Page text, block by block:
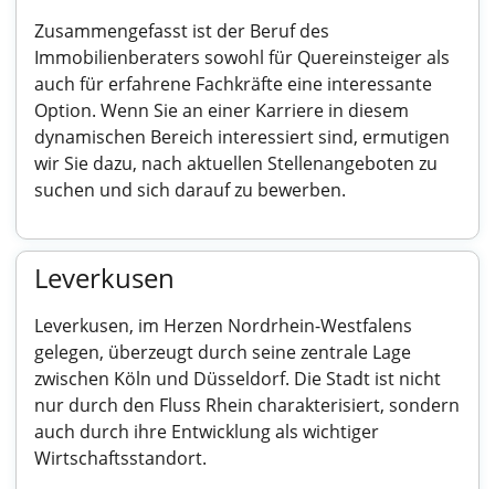
Zusammengefasst ist der Beruf des
Immobilienberaters sowohl für Quereinsteiger als
auch für erfahrene Fachkräfte eine interessante
Option. Wenn Sie an einer Karriere in diesem
dynamischen Bereich interessiert sind, ermutigen
wir Sie dazu, nach aktuellen Stellenangeboten zu
suchen und sich darauf zu bewerben.
Leverkusen
Leverkusen, im Herzen Nordrhein-Westfalens
gelegen, überzeugt durch seine zentrale Lage
zwischen Köln und Düsseldorf. Die Stadt ist nicht
nur durch den Fluss Rhein charakterisiert, sondern
auch durch ihre Entwicklung als wichtiger
Wirtschaftsstandort.